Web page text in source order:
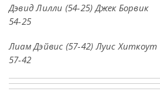
Дэвид Лилли (54-25) Джек Борвик
54-25
Лиам Дэйвис (57-42) Луис Хиткоут
57-42